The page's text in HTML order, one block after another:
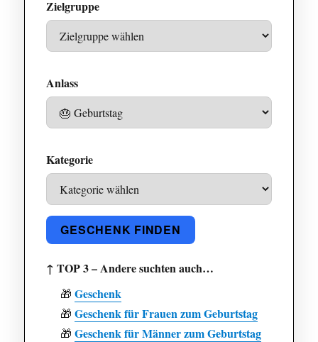
Zielgruppe
Anlass
Kategorie
GESCHENK FINDEN
↑ TOP 3 – Andere suchten auch…
🎁Geschenk
🎁Geschenk für Frauen zum Geburtstag
🎁Geschenk für Männer zum Geburtstag